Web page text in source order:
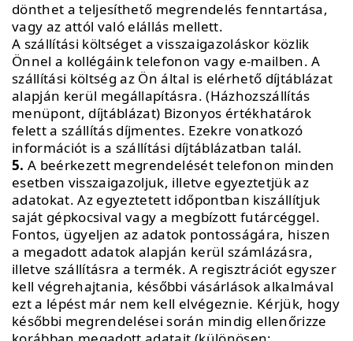
dönthet a teljesíthető megrendelés fenntartása,
vagy az attól való elállás mellett.
A szállítási költséget a visszaigazoláskor közlik
Önnel a kollégáink telefonon vagy e-mailben. A
szállítási költség az Ön által is elérhető díjtáblázat
alapján kerül megállapításra. (Házhozszállítás
menüpont, díjtáblázat) Bizonyos értékhatárok
felett a szállítás díjmentes. Ezekre vonatkozó
információt is a szállítási díjtáblázatban talál.
5. A beérkezett megrendelését telefonon minden
esetben visszaigazoljuk, illetve egyeztetjük az
adatokat. Az egyeztetett időpontban kiszállítjuk
saját gépkocsival vagy a megbízott futárcéggel.
Fontos, ügyeljen az adatok pontosságára, hiszen
a megadott adatok alapján kerül számlázásra,
illetve szállításra a termék. A regisztrációt egyszer
kell végrehajtania, későbbi vásárlások alkalmával
ezt a lépést már nem kell elvégeznie. Kérjük, hogy
későbbi megrendelései során mindig ellenőrizze